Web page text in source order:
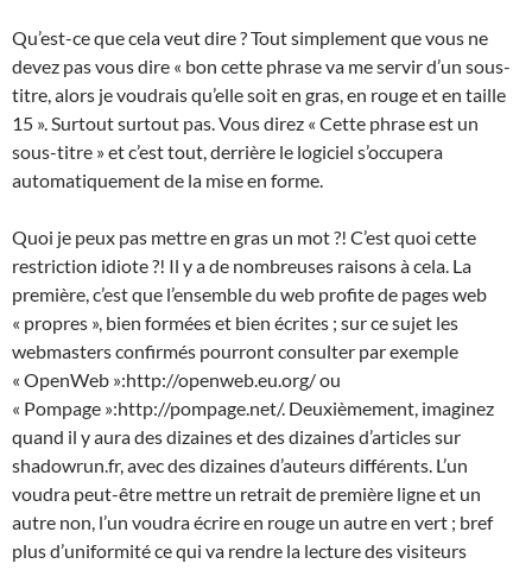
Qu’est-ce que cela veut dire ? Tout simplement que vous ne
devez pas vous dire « bon cette phrase va me servir d’un sous-
titre, alors je voudrais qu’elle soit en gras, en rouge et en taille
15 ». Surtout surtout pas. Vous direz « Cette phrase est un
sous-titre » et c’est tout, derrière le logiciel s’occupera
automatiquement de la mise en forme.
Quoi je peux pas mettre en gras un mot ?! C’est quoi cette
restriction idiote ?! Il y a de nombreuses raisons à cela. La
première, c’est que l’ensemble du web profite de pages web
« propres », bien formées et bien écrites ; sur ce sujet les
webmasters confirmés pourront consulter par exemple
« OpenWeb »:http://openweb.eu.org/ ou
« Pompage »:http://pompage.net/. Deuxièmement, imaginez
quand il y aura des dizaines et des dizaines d’articles sur
shadowrun.fr, avec des dizaines d’auteurs différents. L’un
voudra peut-être mettre un retrait de première ligne et un
autre non, l’un voudra écrire en rouge un autre en vert ; bref
plus d’uniformité ce qui va rendre la lecture des visiteurs